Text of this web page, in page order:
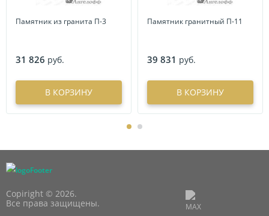
Памятник из гранита П-3
31 826 руб.
В КОРЗИНУ
Памятник гранитный П-11
39 831 руб.
В КОРЗИНУ
Copiright © 2026.
Все права защищены.